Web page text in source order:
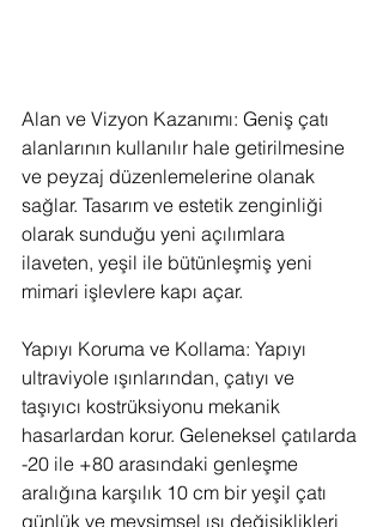
Alan ve Vizyon Kazanımı: Geniş çatı
alanlarının kullanılır hale getirilmesine
ve peyzaj düzenlemelerine olanak
sağlar. Tasarım ve estetik zenginliği
olarak sunduğu yeni açılımlara
ilaveten, yeşil ile bütünleşmiş yeni
mimari işlevlere kapı açar.
Yapıyı Koruma ve Kollama: Yapıyı
ultraviyole ışınlarından, çatıyı ve
taşıyıcı kostrüksiyonu mekanik
hasarlardan korur. Geleneksel çatılarda
-20 ile +80 arasındaki genleşme
aralığına karşılık 10 cm bir yeşil çatı
günlük ve mevsimsel ısı değişiklikleri